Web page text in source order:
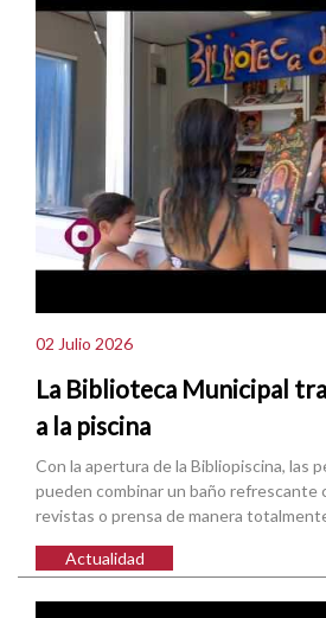
02 Julio 2026
La Biblioteca Municipal
a la piscina
Con la apertura de la Bibliopiscina, las
pueden combinar un baño refrescante
revistas o prensa de manera
Actualidad